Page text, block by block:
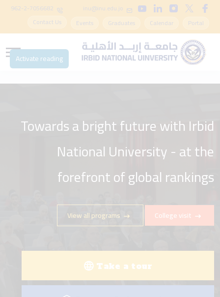
inu@inu.edu.jo
962-2-7056682
Portal
Calendar
Graduates
Events
Contact Us
Towards a bright future with Irbid
National University - at the
forefront of global rankings
College visit
View all programs
Take a tour
Activate reading